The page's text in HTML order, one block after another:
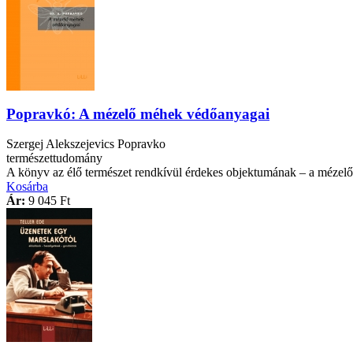
Popravkó: A mézelő méhek védőanyagai
Szergej Alekszejevics Popravko
természettudomány
A könyv az élő természet rendkívül érdekes objektumának – a
Kosárba
Ár: 9 045 Ft